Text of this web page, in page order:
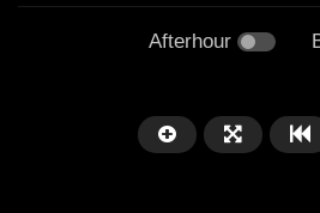
Afterhour